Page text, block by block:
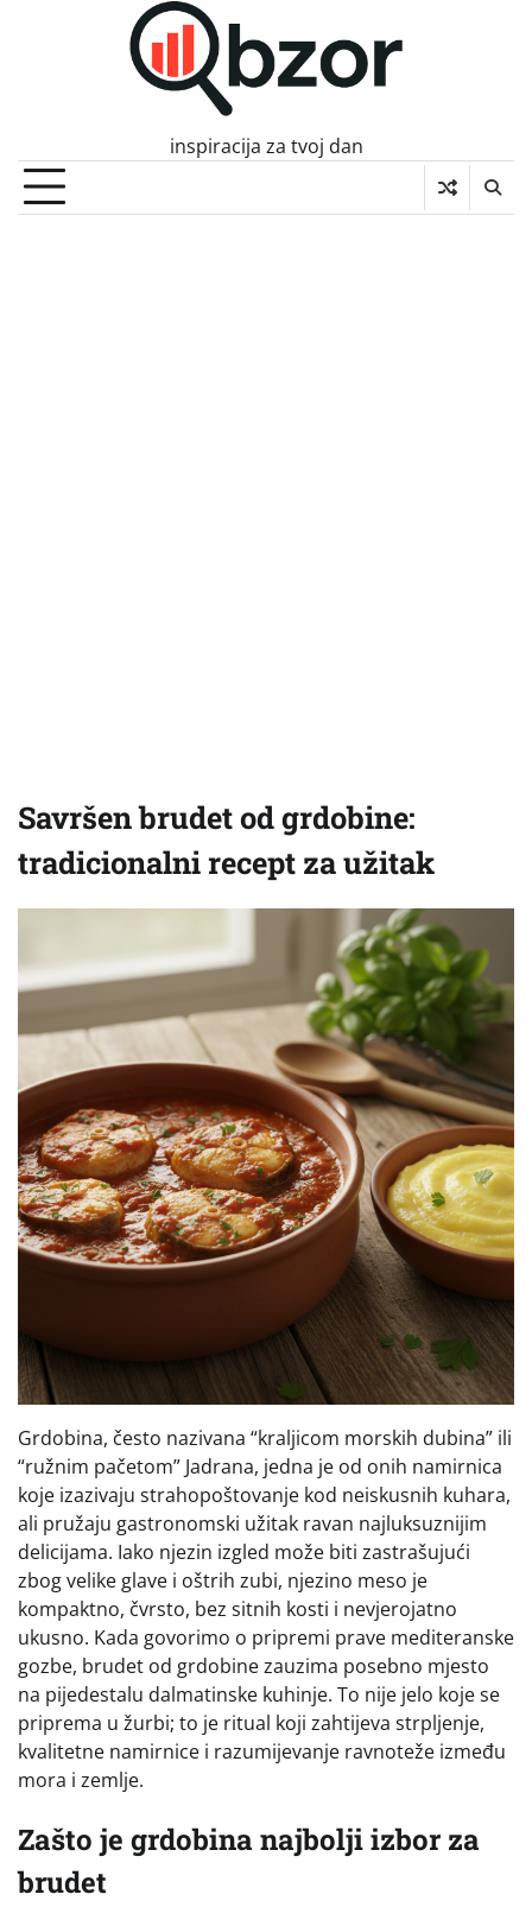
inspiracija za tvoj dan
Savršen brudet od grdobine:
tradicionalni recept za užitak
Grdobina, često nazivana “kraljicom morskih dubina” ili
“ružnim pačetom” Jadrana, jedna je od onih namirnica
koje izazivaju strahopoštovanje kod neiskusnih kuhara,
ali pružaju gastronomski užitak ravan najluksuznijim
delicijama. Iako njezin izgled može biti zastrašujući
zbog velike glave i oštrih zubi, njezino meso je
kompaktno, čvrsto, bez sitnih kosti i nevjerojatno
ukusno. Kada govorimo o pripremi prave mediteranske
gozbe, brudet od grdobine zauzima posebno mjesto
na pijedestalu dalmatinske kuhinje. To nije jelo koje se
priprema u žurbi; to je ritual koji zahtijeva strpljenje,
kvalitetne namirnice i razumijevanje ravnoteže između
mora i zemlje.
Zašto je grdobina najbolji izbor za
brudet